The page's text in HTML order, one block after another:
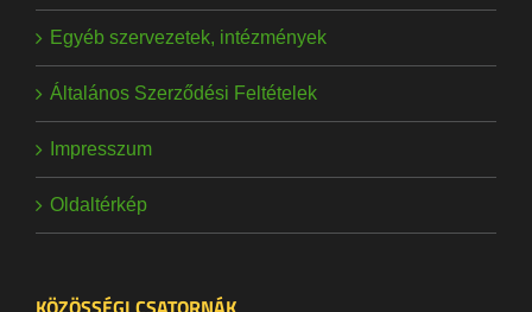
Egyéb szervezetek, intézmények
Általános Szerződési Feltételek
Impresszum
Oldaltérkép